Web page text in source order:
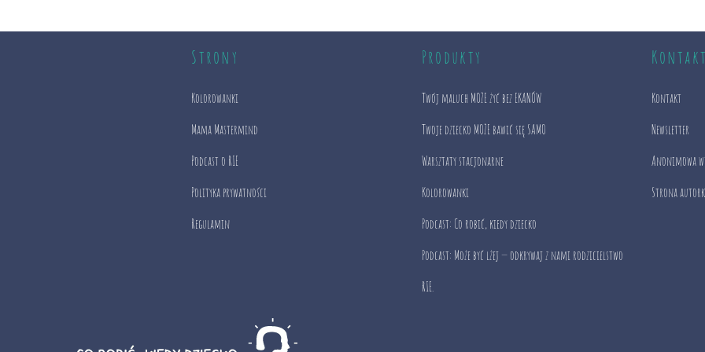
Strony
Kolorowanki
Mama Mastermind
Podcast o RIE
Polityka prywatności
Regulamin
Produkty
Twój maluch MOŻE żyć bez EKANÓW
Twoje dziecko MOŻE bawić się SAMO
Warsztaty stacjonarne
Kolorowanki
Podcast: Co robić, kiedy dziecko
Podcast: Może być lżej — odkrywaj z nami rodzicielstwo
RIE.
Kontakt
Kontakt
Newsletter
Anonimowa
Strona